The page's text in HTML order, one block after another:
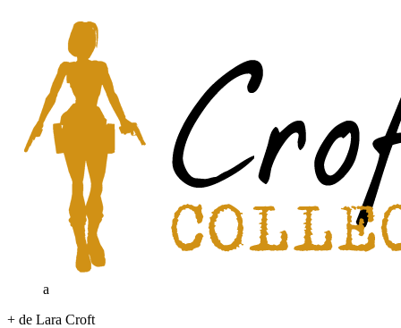
a
+ de Lara Croft